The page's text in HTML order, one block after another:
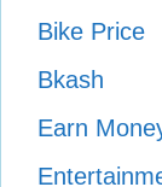
Bike Price
Bkash
Earn